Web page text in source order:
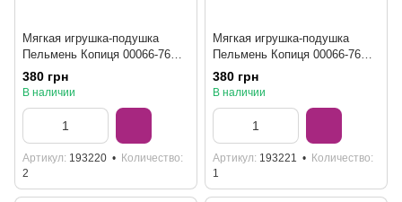
Мягкая игрушка-подушка
Пельмень Копиця 00066-76
салатовая
380 грн
В наличии
Артикул 193220
Количество
2
Мягкая игрушка-подушка
Пельмень Копиця 00066-76
оливковая
380 грн
В наличии
Артикул 193221
Количество
1